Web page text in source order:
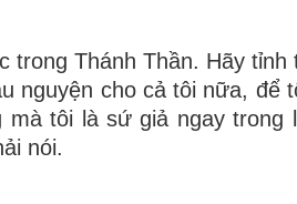
trong Thánh Thần. Hãy tỉnh
nguyện cho cả tôi nữa, để
tôi là sứ giả ngay trong
nói.